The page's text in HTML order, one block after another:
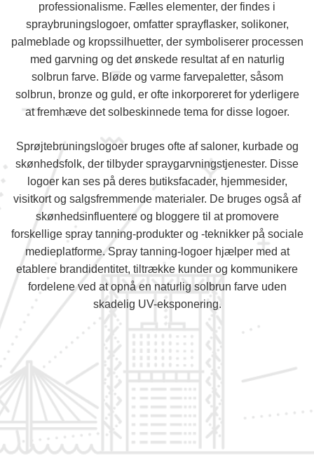
professionalisme. Fælles elementer, der findes i
spraybruningslogoer, omfatter sprayflasker, solikoner,
palmeblade og kropssilhuetter, der symboliserer processen
med garvning og det ønskede resultat af en naturlig
solbrun farve. Bløde og varme farvepaletter, såsom
solbrun, bronze og guld, er ofte inkorporeret for yderligere
at fremhæve det solbeskinnede tema for disse logoer.
Sprøjtebruningslogoer bruges ofte af saloner, kurbade og
skønhedsfolk, der tilbyder spraygarvningstjenester. Disse
logoer kan ses på deres butiksfacader, hjemmesider,
visitkort og salgsfremmende materialer. De bruges også af
skønhedsinfluentere og bloggere til at promovere
forskellige spray tanning-produkter og -teknikker på sociale
medieplatforme. Spray tanning-logoer hjælper med at
etablere brandidentitet, tiltrække kunder og kommunikere
fordelene ved at opnå en naturlig solbrun farve uden
skadelig UV-eksponering.